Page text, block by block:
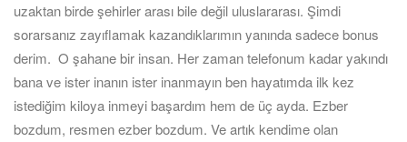
uzaktan birde şehirler arası bile değil uluslararası. Şimdi
sorarsanız zayıflamak kazandıklarımın yanında sadece bonus
derim. O şahane bir insan. Her zaman telefonum kadar yakındı
bana ve ister inanın ister inanmayın ben hayatımda ilk kez
istediğim kiloya inmeyi başardım hem de üç ayda. Ezber
bozdum, resmen ezber bozdum. Ve artık kendime olan